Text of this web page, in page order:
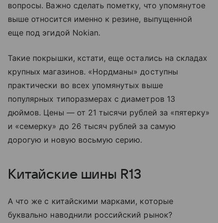
вопросы. Важно сделать пометку, что упомянутое
выше относится именно к резине, выпущенной
еще под эгидой Nokian.
Такие покрышки, кстати, еще остались на складах
крупных магазинов. «Нордманы» доступны
практически во всех упомянутых выше
популярных типоразмерах с диаметров 13
дюймов. Цены — от 21 тысячи рублей за «пятерку»
и «семерку» до 26 тысяч рублей за самую
дорогую и новую восьмую серию.
Китайские шины R13
А что же с китайскими марками, которые
буквально наводнили российский рынок?